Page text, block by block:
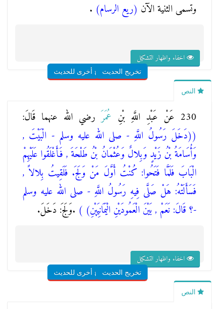
وتسمى الثنية الآن (ريع الرسام) .
اخفاء واظهار التشكيل
تخريج الحديثشروح أخرى للحديث
النص
230 عَنْ عَبْدِ اللَّهِ بْنِ عُمَرَرضي الله عنهما قَالَ:
((دَخَلَ رَسُولُ اللَّهِ - صلى الله عليه وسلم - الْبَيْتَ ,
وَأُسَامَةُ بْنُ زَيْدٍ وَبِلالٌ وَعُثْمَانُ بْنُ طَلْحَةَ , فَأَغْلَقُوا عَلَيْهِمْ
الْبَابَ فَلَمَّا فَتَحُوا: كُنْتُ أَوَّلَ مَنْ وَلَجَ. فَلَقِيتُ بِلالاً ,
فَسَأَلَتْهُ: هَلْ صَلَّى فِيهِ رَسُولُ اللَّهِ - صلى الله عليه وسلم
-؟ قَالَ: نَعَمْ , بَيْنَ الْعَمُودَيْنِ الْيَمَانِيَيْنِ) ) .وَلَجَ: دَخَلَ.
اخفاء واظهار التشكيل
تخريج الحديثشروح أخرى للحديث
النص